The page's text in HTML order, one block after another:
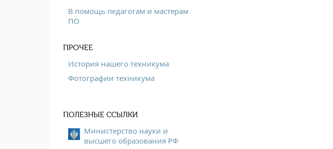
В помощь педагогам и мастерам
ПО
ПРОЧЕЕ
История нашего техникума
Фотографии техникума
ПОЛЕЗНЫЕ ССЫЛКИ
Министерство науки и
высшего образования РФ